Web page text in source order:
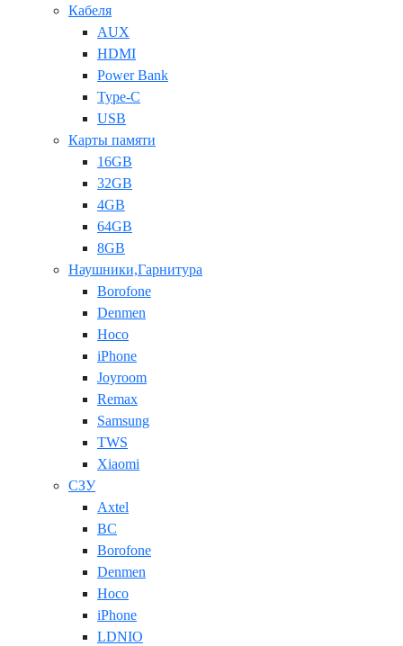
Кабеля
AUX
HDMI
Power Bank
Type-C
USB
Карты памяти
16GB
32GB
4GB
64GB
8GB
Наушники,Гарнитура
Borofone
Denmen
Hoco
iPhone
Joyroom
Remax
Samsung
TWS
Xiaomi
СЗУ
Axtel
BC
Borofone
Denmen
Hoco
iPhone
LDNIO